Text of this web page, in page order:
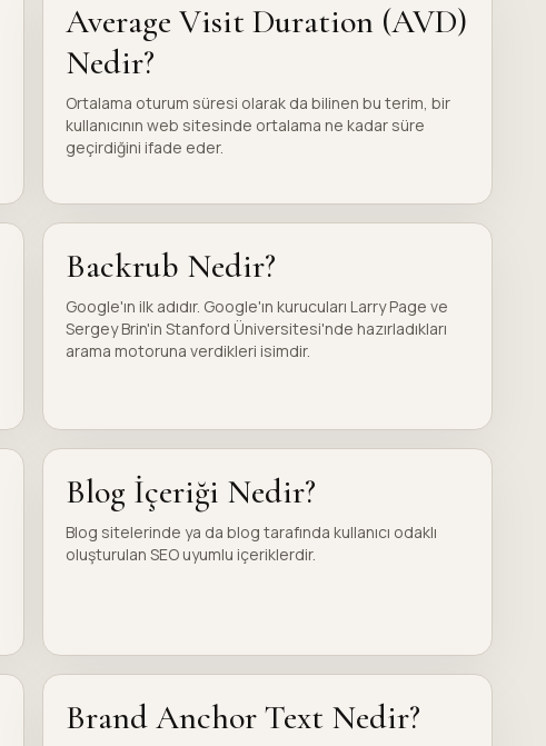
Average Visit Duration (AVD)
Nedir?
Ortalama oturum süresi olarak da bilinen bu terim, bir
kullanıcının web sitesinde ortalama ne kadar süre
geçirdiğini ifade eder.
Backrub Nedir?
Google'ın ilk adıdır. Google'ın kurucuları Larry Page ve
Sergey Brin'in Stanford Üniversitesi'nde hazırladıkları
arama motoruna verdikleri isimdir.
Blog İçeriği Nedir?
Blog sitelerinde ya da blog tarafında kullanıcı odaklı
oluşturulan SEO uyumlu içeriklerdir.
Brand Anchor Text Nedir?